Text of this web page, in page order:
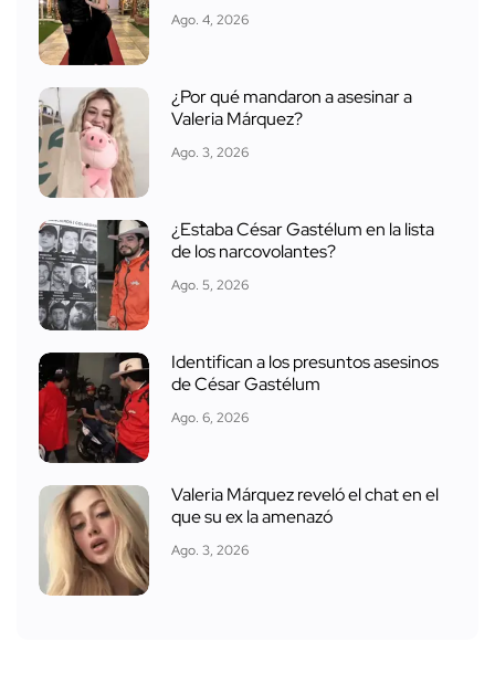
Ago. 4, 2026
¿Por qué mandaron a asesinar a
Valeria Márquez?
Ago. 3, 2026
¿Estaba César Gastélum en la lista
de los narcovolantes?
Ago. 5, 2026
Identifican a los presuntos asesinos
de César Gastélum
Ago. 6, 2026
Valeria Márquez reveló el chat en el
que su ex la amenazó
Ago. 3, 2026